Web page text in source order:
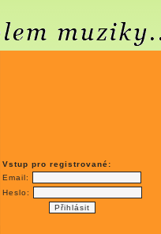
Vstup pro registrované:
Email:
Heslo: